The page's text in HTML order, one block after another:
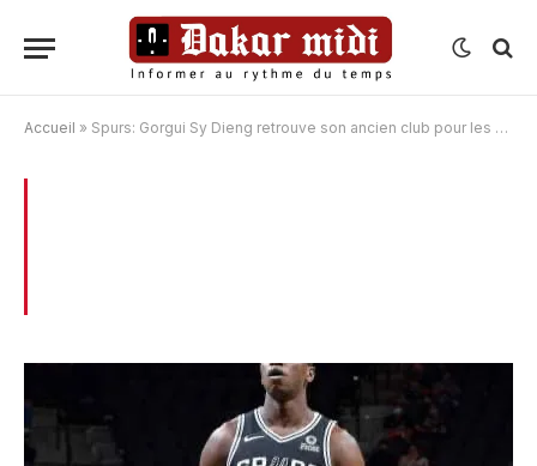
Accueil » Spurs: Gorgui Sy Dieng retrouve son ancien club pour les play-in